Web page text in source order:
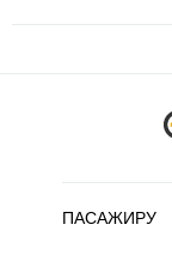
ПАСАЖИРУ